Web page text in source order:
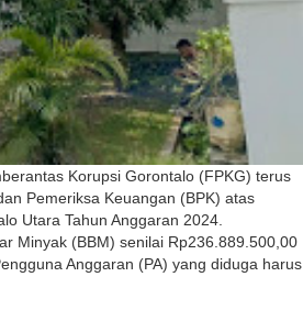
Korupsi Gorontalo (FPKG) terus
Pemeriksa Keuangan (BPK) atas
Utara Tahun Anggaran 2024.
Minyak (BBM) senilai Rp236.889.500,00
Anggaran (PA) yang diduga harus